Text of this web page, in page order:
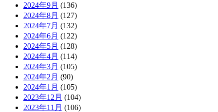
2024年9月 (136)
2024年8月 (127)
2024年7月 (132)
2024年6月 (122)
2024年5月 (128)
2024年4月 (114)
2024年3月 (105)
2024年2月 (90)
2024年1月 (105)
2023年12月 (104)
2023年11月 (106)